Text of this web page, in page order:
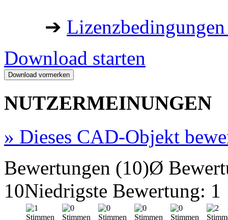
➔
Download starten
NUTZERMEINUNGEN
» Dieses CAD-Objekt
Bewertungen (10)Ø
10Niedrigste Bewertung: 1